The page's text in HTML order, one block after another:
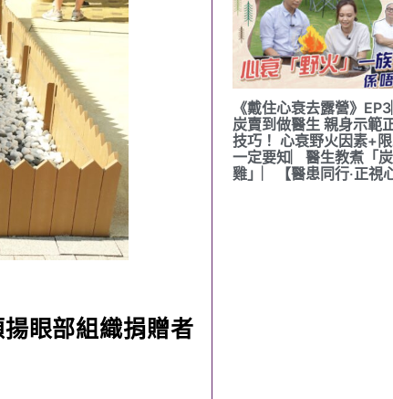
眼部組織捐贈者
《戴住心衰去露營》
炭賣到做醫生 親身示範
技巧！ 心衰野火因素+
一定要知︳醫生教煮「
雞」︳【醫患同行‧正視